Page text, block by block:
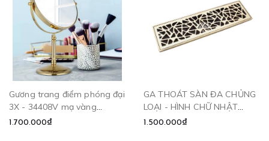
Gương trang điểm phóng đại
3X - 34408V mạ vàng
CLEANMAX
1.700.000₫
GA THOÁT SÀN ĐA CHỦNG
LOẠI - HÌNH CHỮ NHẬT
CLEANMAX
1.500.000₫